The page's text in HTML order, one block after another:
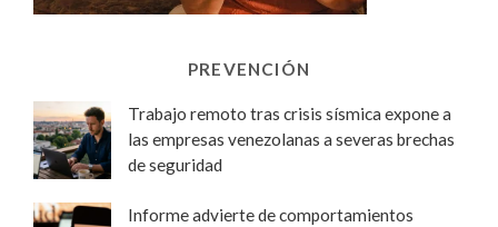
PREVENCIÓN
Trabajo remoto tras crisis sísmica expone a
las empresas venezolanas a severas brechas
de seguridad
Informe advierte de comportamientos